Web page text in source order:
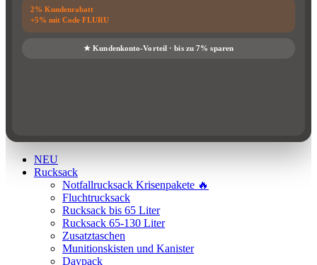
NEU
Rucksack
Notfallrucksack Krisenpakete 🔥
Fluchtrucksack
Rucksack bis 65 Liter
Rucksack 65-130 Liter
Zusatztaschen
Munitionskisten und Kanister
Daypack